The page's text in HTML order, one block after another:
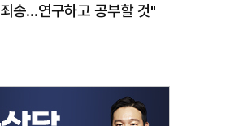
죄송…연구하고 공부할 것"